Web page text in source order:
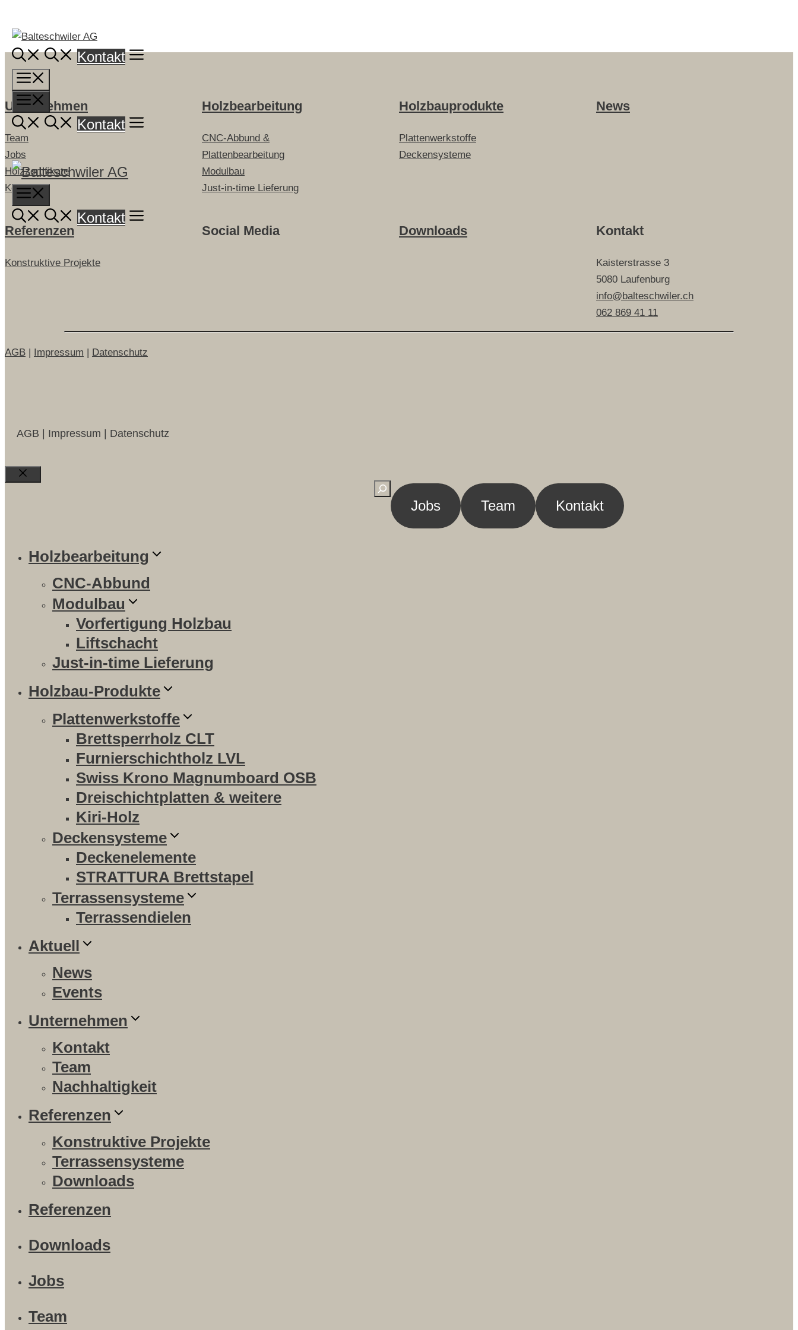
zum
Inhalt
Kontakt
Menü
Kontakt
Kontakt
Unternehmen
Team
Jobs
Holzzertifikate
Kontakt
Holzbearbeitung
CNC-Abbund &
Plattenbearbeitung
Modulbau
Just-in-time Lieferung
Holzbauprodukte
Plattenwerkstoffe
Deckensysteme
News
Referenzen
Konstruktive Projekte
Social Media Downloads Kontakt
Kaisterstrasse 3
5080 Laufenburg
info@balteschwiler.ch
062 869 41 11
AGB | Impressum | Datenschutz
AGB | Impressum | Datenschutz
Close Suchen
Jobs Team Kontakt
Holzbearbeitung
CNC-Abbund
Modulbau
Vorfertigung Holzbau
Liftschacht
Just-in-time Lieferung
Holzbau-Produkte
Plattenwerkstoffe
Brettsperrholz CLT
Furnierschichtholz LVL
Swiss Krono Magnumboard OSB
Dreischichtplatten & weitere
Kiri-Holz
Deckensysteme
Deckenelemente
STRATTURA Brettstapel
Terrassensysteme
Terrassendielen
Aktuell
News
Events
Unternehmen
Kontakt
Team
Nachhaltigkeit
Referenzen
Konstruktive Projekte
Terrassensysteme
Downloads
Referenzen
Downloads
Jobs
Team